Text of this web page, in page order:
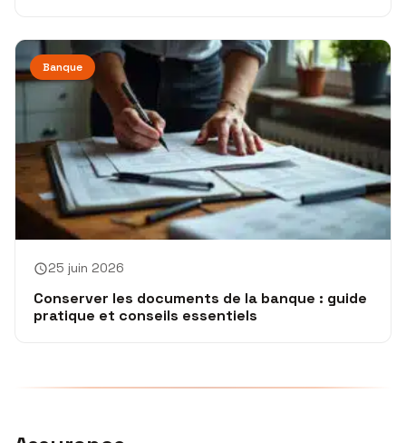
Banque
25 juin 2026
Conserver les documents de la banque : guide
pratique et conseils essentiels